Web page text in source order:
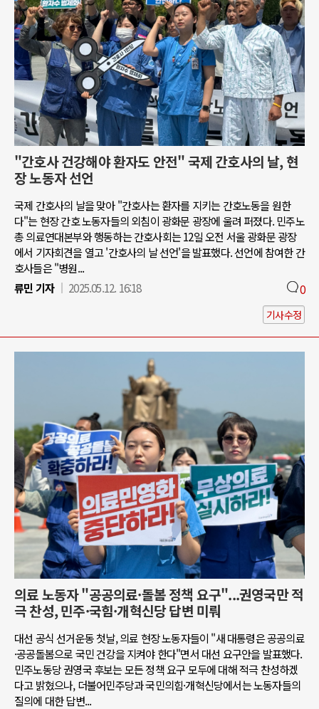
"간호사 건강해야 환자도 안전" 국제 간호사의 날, 현
장 노동자 선언
국제 간호사의 날을 맞아 "간호사는 환자를 지키는 간호노동을 원한
다"는 현장 간호 노동자들의 외침이 광화문 광장에 울려 퍼졌다. 민주노
총 의료연대본부와 행동하는 간호사회는 12일 오전 서울 광화문 광장
에서 기자회견을 열고 '간호사의 날 선언'을 발표했다. 선언에 참여한 간
호사들은 "병원...
류민 기자
2025.05.12. 16:18 0
기사수정
의료 노동자 "공공의료·돌봄 정책 요구"...권영국만 적
극 찬성, 민주·국힘·개혁신당 답변 미뤄
대선 공식 선거운동 첫날, 의료 현장 노동자들이 "새 대통령은 공공의료
·공공돌봄으로 국민 건강을 지켜야 한다"면서 대선 요구안을 발표했다.
민주노동당 권영국 후보는 모든 정책 요구 모두에 대해 적극 찬성하겠
다고 밝혔으나, 더불어민주당과 국민의힘·개혁신당에서는 노동자들의
질의에 대한 답변...